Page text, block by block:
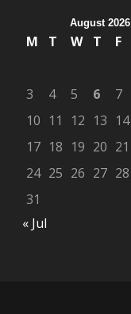
August 2026
M T W T F
3
4 5 6 7
10 11 12 13 14
17 18 19 20 21
24 25 26 27 28
31
« Jul